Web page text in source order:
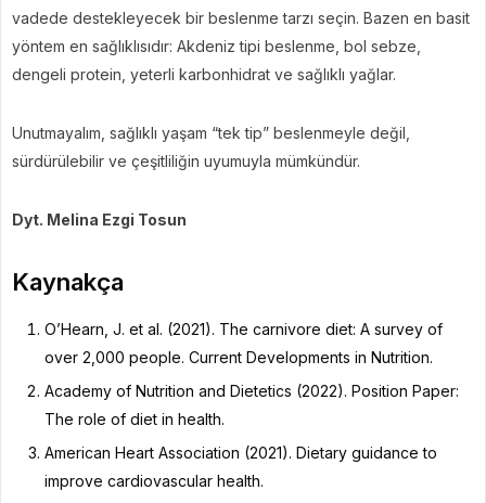
vadede destekleyecek bir beslenme tarzı seçin. Bazen en basit
yöntem en sağlıklısıdır: Akdeniz tipi beslenme, bol sebze,
dengeli protein, yeterli karbonhidrat ve sağlıklı yağlar.
Unutmayalım, sağlıklı yaşam “tek tip” beslenmeyle değil,
sürdürülebilir ve çeşitliliğin uyumuyla mümkündür.
Dyt. Melina Ezgi Tosun
Kaynakça
O’Hearn, J. et al. (2021). The carnivore diet: A survey of
over 2,000 people. Current Developments in Nutrition.
Academy of Nutrition and Dietetics (2022). Position Paper:
The role of diet in health.
American Heart Association (2021). Dietary guidance to
improve cardiovascular health.